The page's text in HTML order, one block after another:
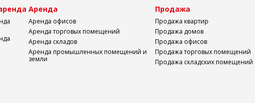
Аренда
Аренда офисов
Аренда торговых помещений
Аренда складов
Аренда промышленных помещений и
земли
Продажа
Продажа квартир
Продажа домов
Продажа офисов
Продажа торговых помещений
Продажа складских помещений